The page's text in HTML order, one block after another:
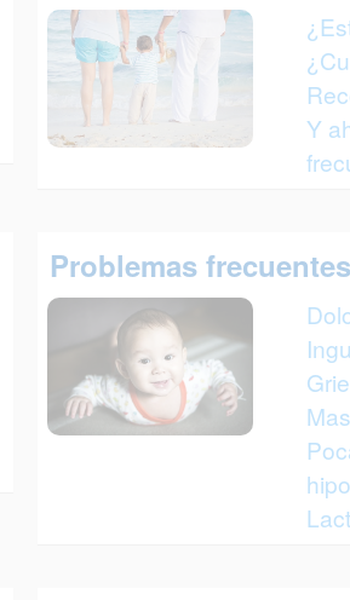
Y
Problemas